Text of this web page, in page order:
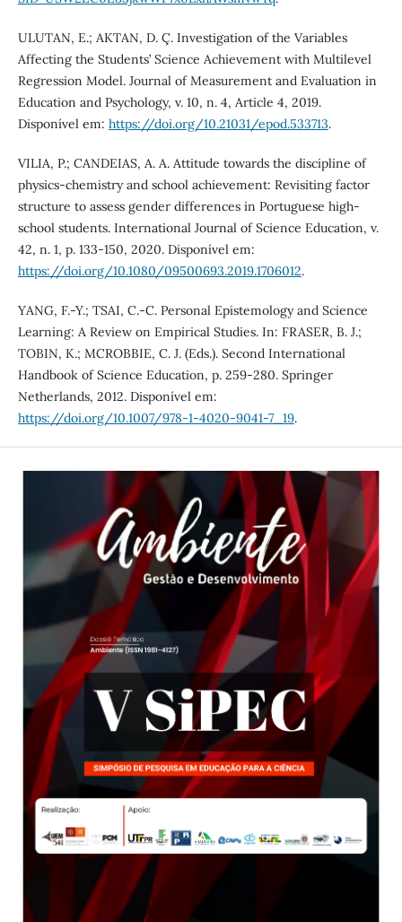
ULUTAN, E.; AKTAN, D. Ç. Investigation of the Variables
Affecting the Students’ Science Achievement with Multilevel
Regression Model. Journal of Measurement and Evaluation in
Education and Psychology, v. 10, n. 4, Article 4, 2019.
Disponível em: https://doi.org/10.21031/epod.533713.
VILIA, P.; CANDEIAS, A. A. Attitude towards the discipline of
physics-chemistry and school achievement: Revisiting factor
structure to assess gender differences in Portuguese high-
school students. International Journal of Science Education, v.
42, n. 1, p. 133-150, 2020. Disponível em:
https://doi.org/10.1080/09500693.2019.1706012.
YANG, F.-Y.; TSAI, C.-C. Personal Epistemology and Science
Learning: A Review on Empirical Studies. In: FRASER, B. J.;
TOBIN, K.; MCROBBIE, C. J. (Eds.). Second International
Handbook of Science Education, p. 259-280. Springer
Netherlands, 2012. Disponível em:
https://doi.org/10.1007/978-1-4020-9041-7_19.